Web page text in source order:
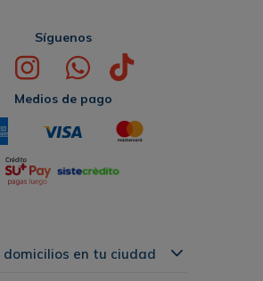
Síguenos
Medios de pago
domicilios en tu ciudad